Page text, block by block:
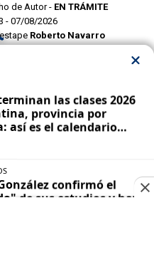
de Autor - EN TRÁMITE
- 07/08/2026
Roberto Navarro
para portales de noticias